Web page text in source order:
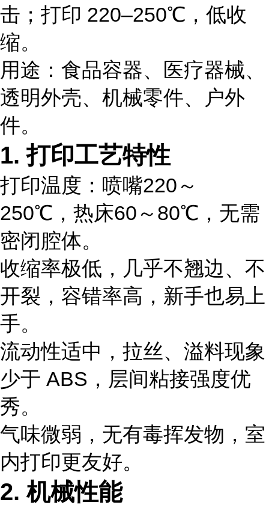
击 ；打印 220–250℃， 低收
缩。
用途 ：食品容器、医疗器械、
透明外壳、机械零件、户外
件。
1. 打印工艺特性
打印温度：喷嘴220～
250℃ ，热床60～80℃ ，无需
密闭腔体。
收缩率极低， 几乎不翘边、不
开裂 ，容错率高，新手也易上
手。
流动性适中，拉丝、溢料现象
少于 ABS，层间粘接强度优
秀。
气味微弱，无有毒挥发物，室
内打印更友好。
2. 机械性能